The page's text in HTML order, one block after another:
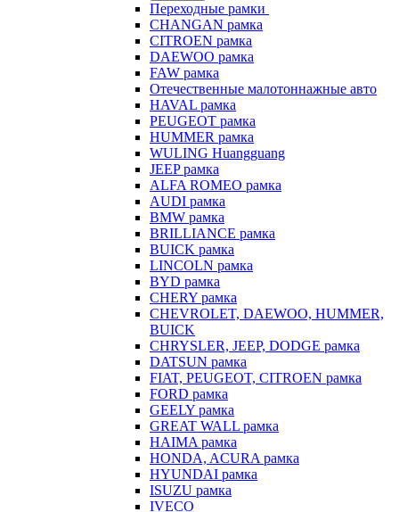
Переходные рамки
CHANGAN рамка
CITROEN рамка
DAEWOO рамка
FAW рамка
Отечественные малотоннажные авто
HAVAL рамка
PEUGEOT рамка
HUMMER рамка
WULING Huangguang
JEEP рамка
ALFA ROMEO рамка
AUDI рамка
BMW рамка
BRILLIANCE рамка
BUICK рамка
LINCOLN рамка
BYD рамка
CHERY рамка
CHEVROLET, DAEWOO, HUMMER,
BUICK
CHRYSLER, JEEP, DODGE рамка
DATSUN рамка
FIAT, PEUGEOT, CITROEN рамка
FORD рамка
GEELY рамка
GREAT WALL рамка
HAIMA рамка
HONDA, ACURA рамка
HYUNDAI рамка
ISUZU рамка
IVECO